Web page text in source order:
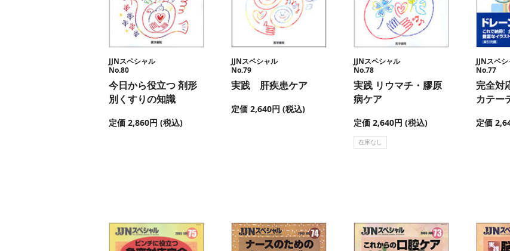
JJNスペシャル
No.80
今日から役立つ 剤形
別くすりの知識
定価 2,860円 (税込)
JJNスペシャル
No.79
実践 肝疾患ケア
定価 2,640円 (税込)
JJNスペシャル
No.78
実践 リウマチ・膠原
病ケア
定価 2,640円 (税込)
在庫なし
JJNスペ
No.77
完全対
カテー
定価